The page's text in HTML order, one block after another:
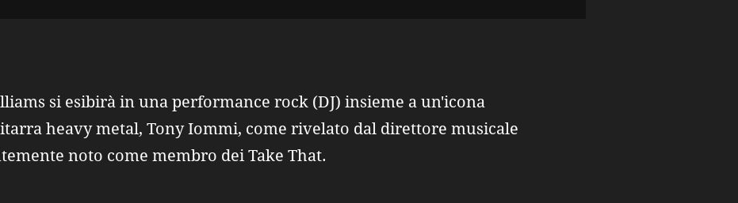
si esibirà in una performance rock (DJ) insieme a un'icona
heavy metal, Tony Iommi, come rivelato dal direttore musicale
noto come membro dei Take That.